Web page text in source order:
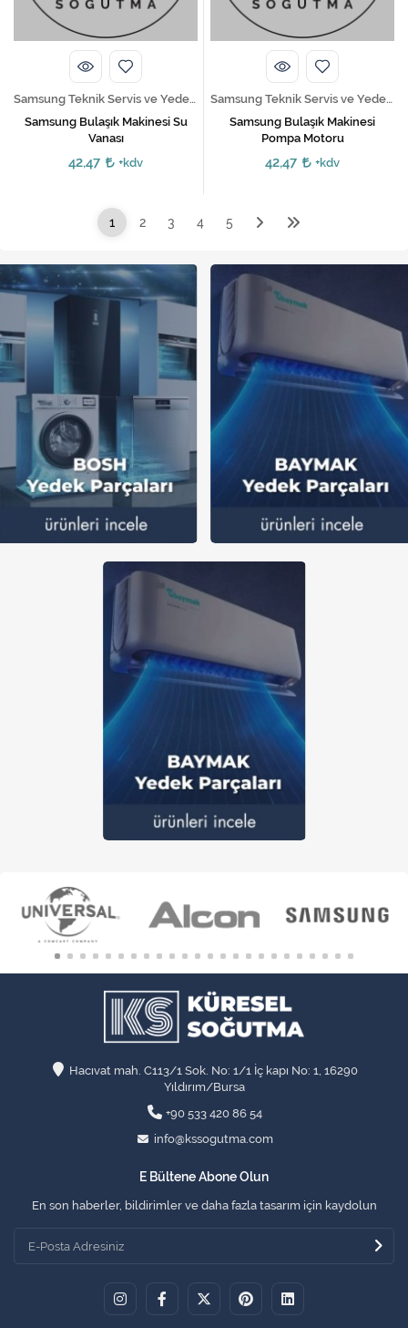
Samsung Teknik Servis ve Yedek Parça Hizmetleri
Samsung Bulaşık Makinesi Su
Vanası
42,47 +kdv
Samsung Teknik Servis ve Yedek Parça Hizmetleri
Samsung Bulaşık Makinesi
Pompa Motoru
42,47 +kdv
1 2 3 4 5
Hacıvat mah. C113/1 Sok. No: 1/1 İç kapı No: 1, 16290
Yıldırım/Bursa
+90 533 420 86 54
info@kssogutma.com
E Bültene Abone Olun
En son haberler, bildirimler ve daha fazla tasarım için kaydolun